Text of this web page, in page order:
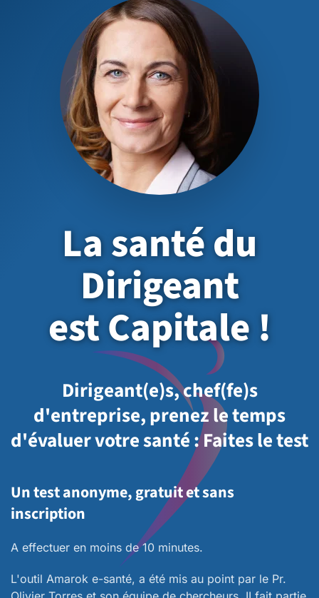
La santé du
Dirigeant
est Capitale !
Dirigeant(e)s, chef(fe)s
d'entreprise, prenez le temps
d'évaluer votre santé : Faites le test
Un test anonyme, gratuit et sans
inscription
A effectuer en moins de 10 minutes.
L'outil Amarok e-santé, a été mis au point par le Pr.